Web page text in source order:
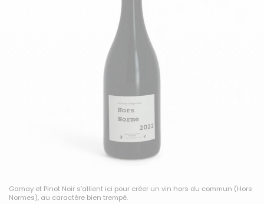
Gamay et Pinot Noir s’allient ici pour créer un vin hors du commun (Hors
Normes), au caractère bien trempé.